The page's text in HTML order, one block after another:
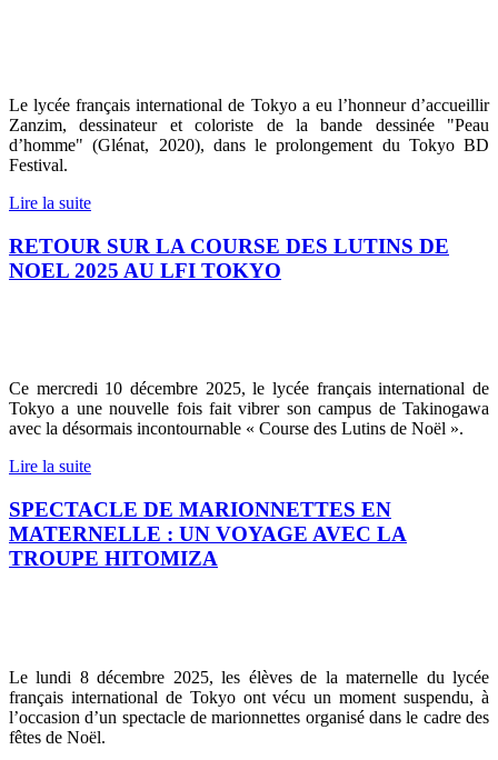
Le lycée français international de Tokyo a eu l’honneur d’accueillir
Zanzim, dessinateur et coloriste de la bande dessinée "Peau
d’homme" (Glénat, 2020), dans le prolongement du Tokyo BD
Festival.
Lire la suite
RETOUR SUR LA COURSE DES LUTINS DE
NOEL 2025 AU LFI TOKYO
Ce mercredi 10 décembre 2025, le lycée français international de
Tokyo a une nouvelle fois fait vibrer son campus de Takinogawa
avec la désormais incontournable « Course des Lutins de Noël ».
Lire la suite
SPECTACLE DE MARIONNETTES EN
MATERNELLE : UN VOYAGE AVEC LA
TROUPE HITOMIZA
Le lundi 8 décembre 2025, les élèves de la maternelle du lycée
français international de Tokyo ont vécu un moment suspendu, à
l’occasion d’un spectacle de marionnettes organisé dans le cadre des
fêtes de Noël.